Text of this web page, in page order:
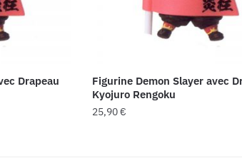
Drapeau
Figurine Demon Slayer avec
Kyojuro Rengoku
25,90€